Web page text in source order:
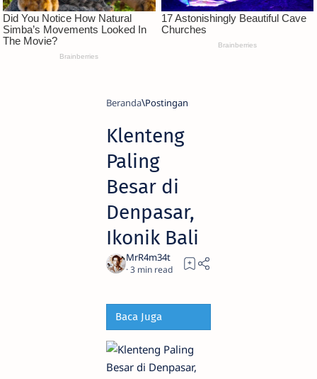
Beranda
Klenteng
Paling
Besar di
Denpasar,
Ikonik Bali
3
Baca Juga